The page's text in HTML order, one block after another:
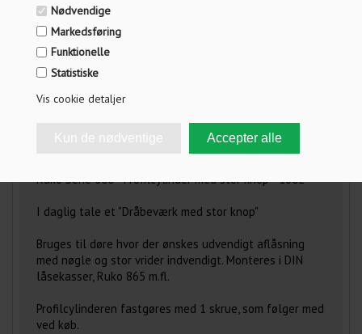
Nødvendige
Markedsføring
Funktionelle
Statistiske
Vis cookie detaljer
OM PRODUKTET
SPECIFIKATIONER
SPØRG OS
FRAGT INFO
ANMELDELSER
Ruko Serie 600 - Profilcylinder med stor knop - 1602
I daglig tale et "Dråbeværk med stor knop"
Bruges til døre hvor der ønskes udvendigt aflåsning
med nøgle og stor vrider indvendigt. Monteres i DIN
låsekasser, Ruko 865 m.fl.
Profilcylinderen fastgøres med 1 skrue, som følger med
ved køb.